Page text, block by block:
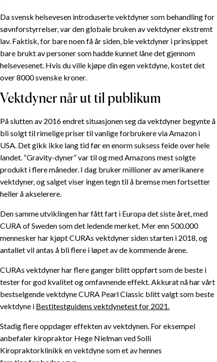
Da svensk helsevesen introduserte vektdyner som behandling for
søvnforstyrrelser, var den globale bruken av vektdyner ekstremt
lav. Faktisk, for bare noen få år siden, ble vektdyner i prinsippet
bare brukt av personer som hadde kunnet låne det gjennom
helsevesenet. Hvis du ville kjøpe din egen vektdyne, kostet det
over 8000 svenske kroner.
Vektdyner når ut til publikum
På slutten av 2016 endret situasjonen seg da vektdyner begynte å
bli solgt til rimelige priser til vanlige forbrukere via Amazon i
USA. Det gikk ikke lang tid før en enorm suksess feide over hele
landet. “Gravity-dyner” var til og med Amazons mest solgte
produkt i flere måneder. I dag bruker millioner av amerikanere
vektdyner, og salget viser ingen tegn til å bremse men fortsetter
heller å akselerere.
Den samme utviklingen har fått fart i Europa det siste året, med
CURA of Sweden som det ledende merket. Mer enn 500.000
mennesker har kjøpt CURAs vektdyner siden starten i 2018, og
antallet vil antas å bli flere i løpet av de kommende årene.
CURAs vektdyner har flere ganger blitt oppført som de beste i
tester for god kvalitet og omfavnende effekt. Akkurat nå har vårt
bestselgende vektdyne CURA Pearl Classic blitt valgt som beste
vektdyne i Bestitestguidens vektdynetest for 2021.
Stadig flere oppdager effekten av vektdynen. For eksempel
anbefaler kiropraktor Hege Nielman ved Solli
Kiropraktorklinikk en vektdyne som et av hennes
Velg riktig vekt for CURA-dynen
Vektdyner til barn
Historien om vektdyner
Tyngde”krakk” i helsetjenester
Vektdyner når ut til publikum
Et forestående paradigmeskifte